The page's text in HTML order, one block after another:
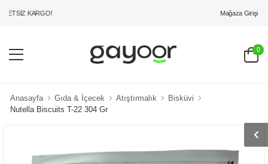
KARGO! Mağaza Girişi
0
Anasayfa Gıda & İçecek Atıştırmalık
Bisküvi
Nutella Biscuits T-22 304 Gr